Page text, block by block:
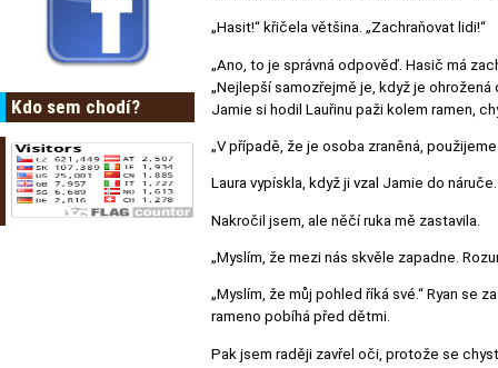
Kdo sem chodí?
„Hasit!“ křičela většina. „Zachraňovat lidi!“
„Ano, to je správná odpověď. Hasič má
„Nejlepší samozřejmě je, když je
Jamie si hodil Lauřinu paži kolem ramen,
„V případě, že je osoba zraněná,
Laura vypískla, když ji vzal Jamie do náruče.
Nakročil jsem, ale něčí ruka mě zastavila.
„Myslím, že mezi nás skvěle zapadne.
„Myslím, že můj pohled říká své.“ Ryan se
rameno pobíhá před dětmi.
Pak jsem raději zavřel oči, protože se